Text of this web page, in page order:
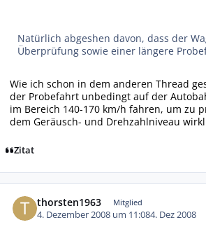
Natürlich abgeshen davon, dass der
Überprüfung sowie einer längere
Wie ich schon in dem anderen Thread
der Probefahrt unbedingt auf der
im Bereich 140-170 km/h fahren, um zu
dem Geräusch- und Drehzahlniveau
Zitat
thorsten1963 Mitglied
4. Dezember 2008 um 11:084. Dez 2008